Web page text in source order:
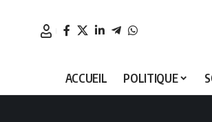
ACCUEIL POLITIQUE